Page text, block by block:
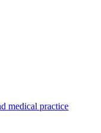
medical practice